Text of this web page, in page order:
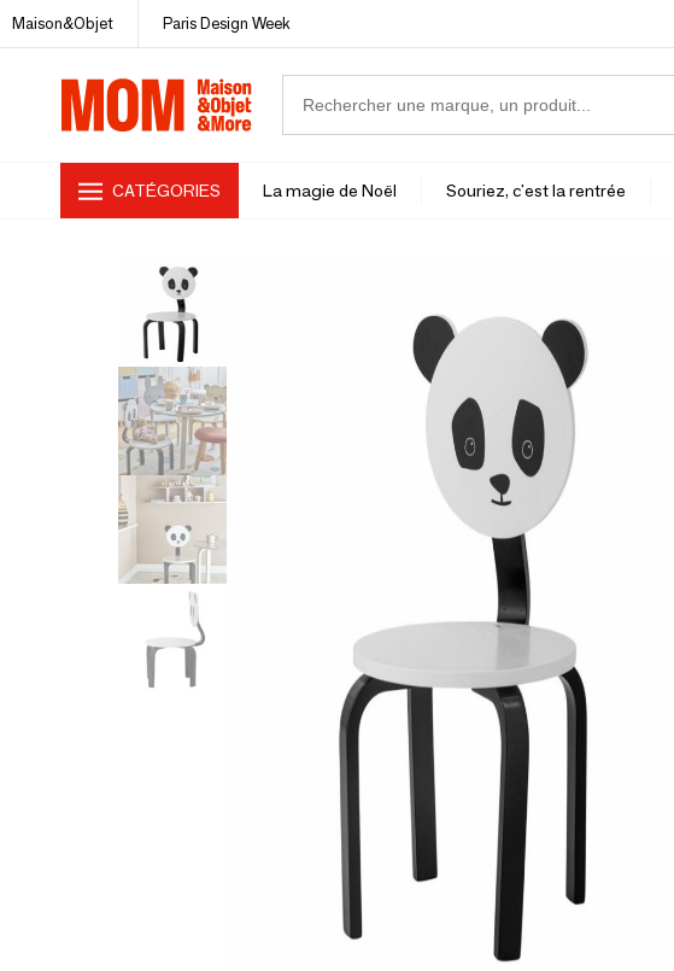
Maison&Objet Paris Design Week
CATÉGORIES La magie de Noël Souriez, c'est la rentrée